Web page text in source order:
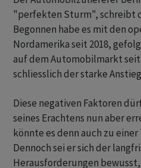
"perfekten Sturm", schreibt
Begonnen habe es mit den
Nordamerika seit 2018,
auf dem Automobilmarkt
schliesslich der starke
Diese negativen Faktoren
seines Erachtens nun aber
könnte es denn auch zu
Dennoch sei er sich der
Herausforderungen